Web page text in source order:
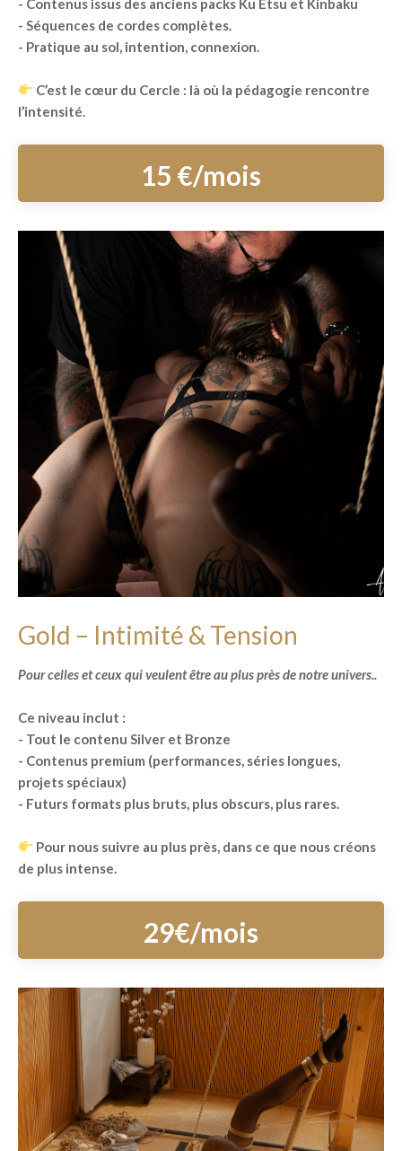
- Contenus issus des anciens packs Ku Etsu et Kinbaku
- Séquences de cordes complètes.
- Pratique au sol, intention, connexion.
C’est le cœur du Cercle : là où la pédagogie rencontre
l’intensité.
15 €/mois
Gold – Intimité & Tension
Pour celles et ceux qui veulent être au plus près de notre univers..
Ce niveau inclut :
- Tout le contenu Silver et Bronze
- Contenus premium (performances, séries longues,
projets spéciaux)
- Futurs formats plus bruts, plus obscurs, plus rares.
Pour nous suivre au plus près, dans ce que nous créons
de plus intense.
29€/mois